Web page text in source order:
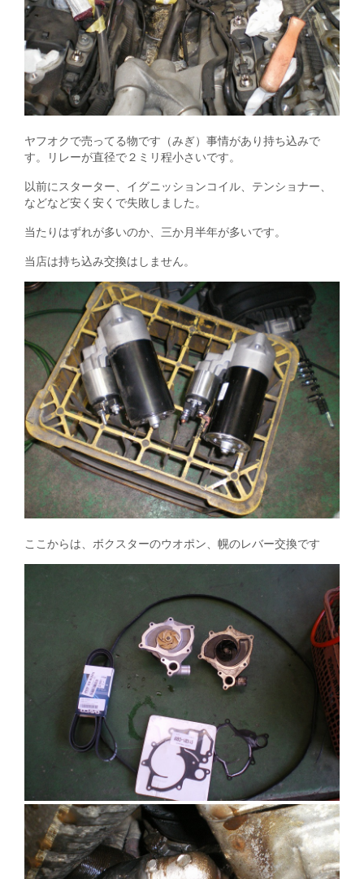
ヤフオクで売ってる物です（みぎ）事情があり持ち込みで
す。リレーが直径で２ミリ程小さいです。
以前にスターター、イグニッションコイル、テンショナー、
などなど安く安くで失敗しました。
当たりはずれが多いのか、三か月半年が多いです。
当店は持ち込み交換はしません。
ここからは、ボクスターのウオポン、幌のレバー交換です